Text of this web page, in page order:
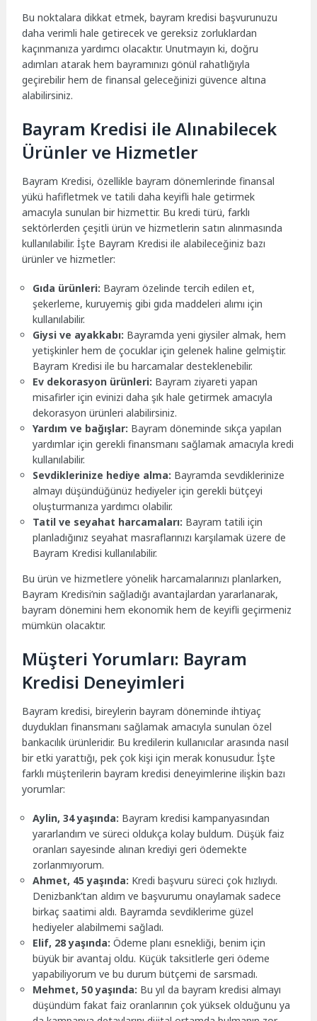
Bu noktalara dikkat etmek, bayram kredisi başvurunuzu
daha verimli hale getirecek ve gereksiz zorluklardan
kaçınmanıza yardımcı olacaktır. Unutmayın ki, doğru
adımları atarak hem bayramınızı gönül rahatlığıyla
geçirebilir hem de finansal geleceğinizi güvence altına
alabilirsiniz.
Bayram Kredisi ile Alınabilecek
Ürünler ve Hizmetler
Bayram Kredisi, özellikle bayram dönemlerinde finansal
yükü hafifletmek ve tatili daha keyifli hale getirmek
amacıyla sunulan bir hizmettir. Bu kredi türü, farklı
sektörlerden çeşitli ürün ve hizmetlerin satın alınmasında
kullanılabilir. İşte Bayram Kredisi ile alabileceğiniz bazı
ürünler ve hizmetler:
Gıda ürünleri: Bayram özelinde tercih edilen et,
şekerleme, kuruyemiş gibi gıda maddeleri alımı için
kullanılabilir.
Giysi ve ayakkabı: Bayramda yeni giysiler almak, hem
yetişkinler hem de çocuklar için gelenek haline gelmiştir.
Bayram Kredisi ile bu harcamalar desteklenebilir.
Ev dekorasyon ürünleri: Bayram ziyareti yapan
misafirler için evinizi daha şık hale getirmek amacıyla
dekorasyon ürünleri alabilirsiniz.
Yardım ve bağışlar: Bayram döneminde sıkça yapılan
yardımlar için gerekli finansmanı sağlamak amacıyla kredi
kullanılabilir.
Sevdiklerinize hediye alma: Bayramda sevdiklerinize
almayı düşündüğünüz hediyeler için gerekli bütçeyi
oluşturmanıza yardımcı olabilir.
Tatil ve seyahat harcamaları: Bayram tatili için
planladığınız seyahat masraflarınızı karşılamak üzere de
Bayram Kredisi kullanılabilir.
Bu ürün ve hizmetlere yönelik harcamalarınızı planlarken,
Bayram Kredisi’nin sağladığı avantajlardan yararlanarak,
bayram dönemini hem ekonomik hem de keyifli geçirmeniz
mümkün olacaktır.
Müşteri Yorumları: Bayram
Kredisi Deneyimleri
Bayram kredisi, bireylerin bayram döneminde ihtiyaç
duydukları finansmanı sağlamak amacıyla sunulan özel
bankacılık ürünleridir. Bu kredilerin kullanıcılar arasında nasıl
bir etki yarattığı, pek çok kişi için merak konusudur. İşte
farklı müşterilerin bayram kredisi deneyimlerine ilişkin bazı
yorumlar:
Aylin, 34 yaşında: Bayram kredisi kampanyasından
yararlandım ve süreci oldukça kolay buldum. Düşük faiz
oranları sayesinde alınan krediyi geri ödemekte
zorlanmıyorum.
Ahmet, 45 yaşında: Kredi başvuru süreci çok hızlıydı.
Denizbank’tan aldım ve başvurumu onaylamak sadece
birkaç saatimi aldı. Bayramda sevdiklerime güzel
hediyeler alabilmemi sağladı.
Elif, 28 yaşında: Ödeme planı esnekliği, benim için
büyük bir avantaj oldu. Küçük taksitlerle geri ödeme
yapabiliyorum ve bu durum bütçemi de sarsmadı.
Mehmet, 50 yaşında: Bu yıl da bayram kredisi almayı
düşündüm fakat faiz oranlarının çok yüksek olduğunu ya